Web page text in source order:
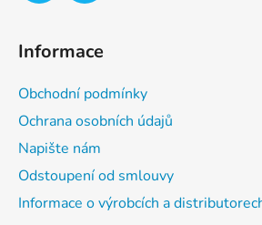
Informace
Obchodní podmínky
Ochrana osobních údajů
Napište nám
Odstoupení od smlouvy
Informace o výrobcích a